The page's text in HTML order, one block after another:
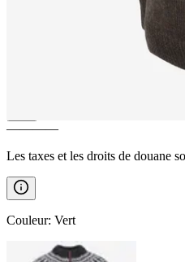
zippé en laine
————
Les taxes et les droits de douane
Couleur: Vert